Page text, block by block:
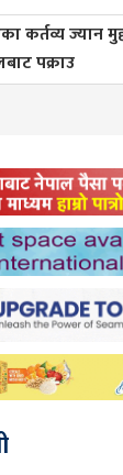
कर्तव्य ज्यान
पक्राउ